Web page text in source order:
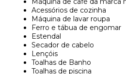
Acessórios de cozinha
Máquina de lavar roupa
Ferro e tábua de engomar
Estendal
Secador de cabelo
Lençóis
Toalhas de Banho
Toalhas de piscina